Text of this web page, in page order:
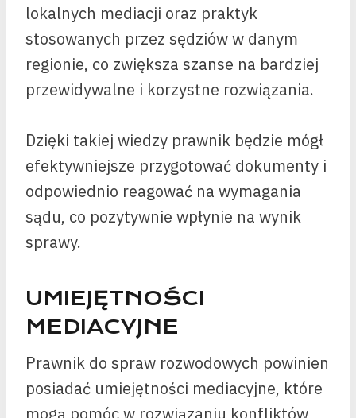
lokalnych mediacji oraz praktyk
stosowanych przez sędziów w danym
regionie, co zwiększa szanse na bardziej
przewidywalne i korzystne rozwiązania.
Dzięki takiej wiedzy prawnik będzie mógł
efektywniejsze przygotować dokumenty i
odpowiednio reagować na wymagania
sądu, co pozytywnie wpłynie na wynik
sprawy.
UMIEJĘTNOŚCI
MEDIACYJNE
Prawnik do spraw rozwodowych powinien
posiadać umiejętności mediacyjne, które